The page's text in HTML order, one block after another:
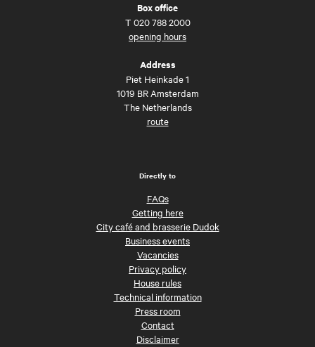
Box office
T 020 788 2000
opening hours
Address
Piet Heinkade 1
1019 BR Amsterdam
The Netherlands
route
Directly to
FAQs
Getting here
City café and brasserie Dudok
Business events
Vacancies
Privacy policy
House rules
Technical information
Press room
Contact
Disclaimer